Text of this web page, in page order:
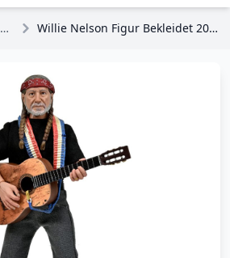
Figuren Willie Nelson Figur Bekleidet 20 cm